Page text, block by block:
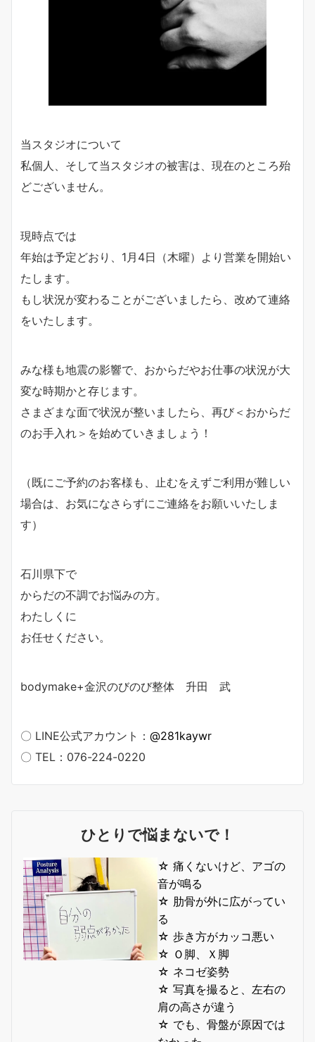
当スタジオについて
私個人、そして当スタジオの被害は、現在のところ殆
どございません。
現時点では
年始は予定どおり、1月4日（木曜）より営業を開始い
たします。
もし状況が変わることがございましたら、改めて連絡
をいたします。
みな様も地震の影響で、おからだやお仕事の状況が大
変な時期かと存じます。
さまざまな面で状況が整いましたら、再び＜おからだ
のお手入れ＞を始めていきましょう！
（既にご予約のお客様も、止むをえずご利用が難しい
場合は、お気になさらずにご連絡をお願いいたしま
す）
石川県下で
からだの不調でお悩みの方。
わたしくに
お任せください。
bodymake+金沢のびのび整体 升田 武
〇 LINE公式アカウント： @281kaywr
〇 TEL：076-224-0220
ひとりで悩まないで！
☆ 痛くないけど、アゴの
音が鳴る
☆ 肋骨が外に広がってい
る
☆ 歩き方がカッコ悪い
☆ Ｏ脚、Ｘ脚
☆ ネコゼ姿勢
☆ 写真を撮ると、左右の
肩の高さが違う
☆ でも、骨盤が原因では